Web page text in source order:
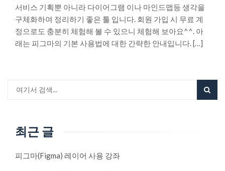
서비스 기획뿐 아니라 다이어그램 이나 마인드맵등 생각을
구체화하여 정리하기 좋은 툴 입니다. 회원 가입 시 무료 계
정으로도 충분히 체험해 볼 수 있으니 체험해 보아요^^. 아
래는 피그마의 기본 사용법에 대한 간략한 안내입니다. […]
최근 글
피그마(Figma) 레이어 사용 강좌